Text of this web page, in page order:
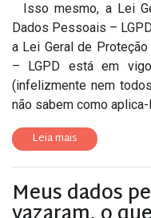
Isso mesmo, a Lei
Dados Pessoais –
a Lei Geral de
– LGPD está em
(infelizmente nem
não sabem como aplica-
Leia mais
Meus dados